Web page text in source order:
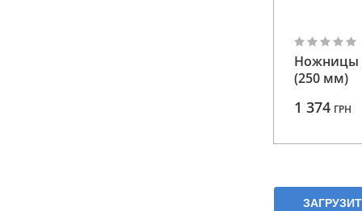
Ножницы
(250 мм)
1 374 ГРН